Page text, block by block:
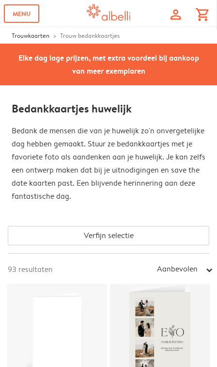
MENU profile shopping_cart
Trouwkaarten Trouw bedankkaartjes
Elke dag lage prijzen, met extra voordeel bij aankoop
van meer exemplaren
Bedankkaartjes huwelijk
Bedank de mensen die van je huwelijk zo'n onvergetelijke
dag hebben gemaakt. Stuur ze bedankkaartjes met je
favoriete foto als aandenken aan je huwelijk. Je kan zelfs
een ontwerp maken dat bij je uitnodigingen en save the
date kaarten past. Een blijvende herinnering aan deze
fantastische dag.
Verfijn selectie
93 resultaten Aanbevolen arrow_right